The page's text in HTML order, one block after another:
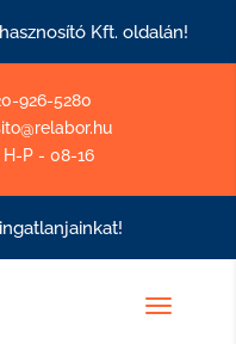
Kft. oldalán!
926-5280
P - 08-16